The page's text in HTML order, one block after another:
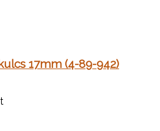
17mm (4-89-942)